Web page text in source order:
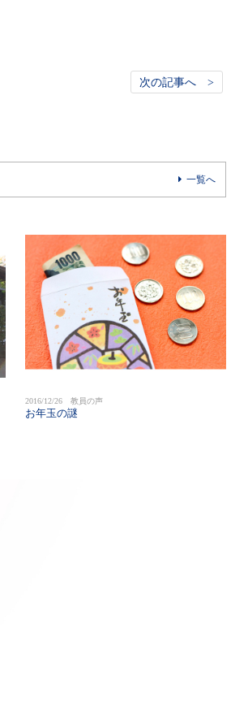
次の記事へ >
一覧へ
2016/12/26 教員の声
お年玉の謎